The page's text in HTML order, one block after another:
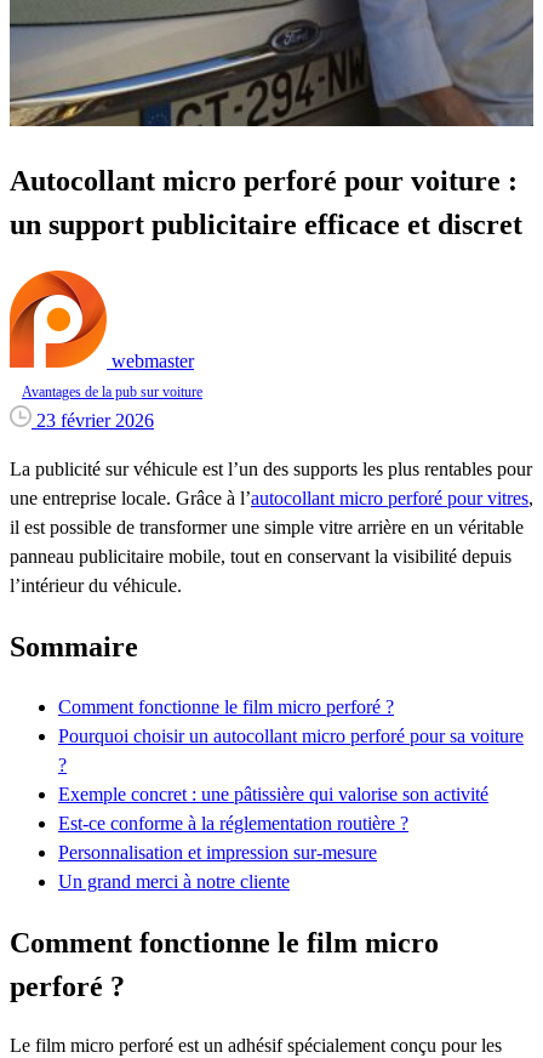
Autocollant micro perforé pour voiture :
un support publicitaire efficace et discret
webmaster
Avantages de la pub sur voiture
23 février 2026
La publicité sur véhicule est l’un des supports les plus rentables pour
une entreprise locale. Grâce à l’autocollant micro perforé pour vitres,
il est possible de transformer une simple vitre arrière en un véritable
panneau publicitaire mobile, tout en conservant la visibilité depuis
l’intérieur du véhicule.
Sommaire
Comment fonctionne le film micro perforé ?
Pourquoi choisir un autocollant micro perforé pour sa voiture
?
Exemple concret : une pâtissière qui valorise son activité
Est-ce conforme à la réglementation routière ?
Personnalisation et impression sur-mesure
Un grand merci à notre cliente
Comment fonctionne le film micro
perforé ?
Le film micro perforé est un adhésif spécialement conçu pour les